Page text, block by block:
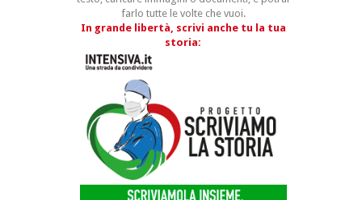
farlo tutte le volte che vuoi.
In grande libertà, scrivi anche tu la tua
storia: